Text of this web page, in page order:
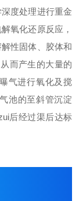
度处理进行重金
氧化还原反应，
性固体、胶体和
而产生的大量的
气进行氧化及搅
池的至斜管沉淀
后经过渠后达标